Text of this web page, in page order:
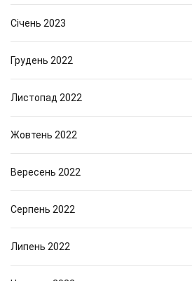
Січень 2023
Грудень 2022
Листопад 2022
Жовтень 2022
Вересень 2022
Серпень 2022
Липень 2022